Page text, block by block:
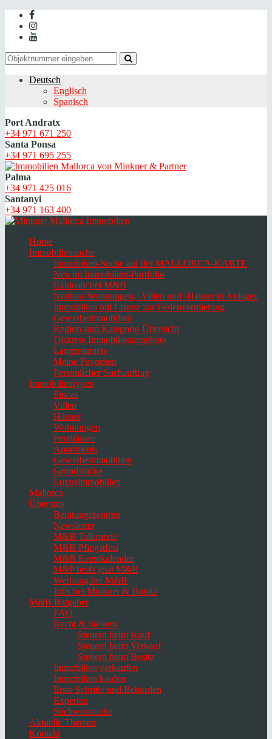
Deutsch
Englisch
Spanisch
Port Andratx
+34 971 671 250
Santa Ponsa
+34 971 695 255
Palma
+34 971 425 016
Santanyi
+34 971 163 400
Home
Immobiliensuche
Immobilien-Suche auf der MALLORCA-KARTE
Neu im Immobilien-Portfolio
Exklusiv bei M&B
Neubau-Wohnungen, -Villen und -Häuser in Anlagen
Immobilien mit Lizenz zur Ferienvermietung
Gewerbeimmobilien
Region-und Kategorie-Übersicht
Diskrete Immobilienangebote
Langzeitmiete
Meine Favoriten
Persönlicher Suchauftrag
Immobilientypen
Fincas
Villen
Häuser
Wohnungen
Penthäuser
Apartments
Gewerbeimmobilien
Grundstücke
Luxusimmobilien
Mallorca
Über uns
Beratungszentren
Newsletter
M&B Talkrunde
M&B Pfingstfest
M&B Eventkalender
M&P heißt jetzt M&B
Werbung bei M&B
Jobs bei Minkner & Bonitz
M&B Ratgeber
FAQ
Recht & Steuern
Steuern beim Kauf
Steuern beim Verkauf
Steuern beim Besitz
Immobilien verkaufen
Immobilien kaufen
Erste Schritte und Behörden
Experten
Stichwortsuche
Aktuelle Themen
Kontakt